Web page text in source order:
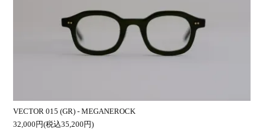
VECTOR 015 (GR) - MEGANEROCK
32,000円(税込35,200円)